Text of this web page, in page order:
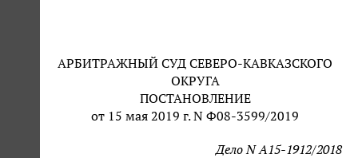
АРБИТРАЖНЫЙ СУД СЕВЕРО-КАВКАЗСКОГО
ОКРУГА
ПОСТАНОВЛЕНИЕ
от 15 мая 2019 г. N Ф08-3599/2019
Дело N А15-1912/2018